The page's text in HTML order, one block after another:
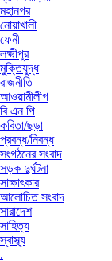
মহানগর
নোয়াখালী
ফেনী
লক্ষ্মীপুর
মুক্তিযুদ্ধ
রাজনীতি
আওয়ামীলীগ
বি এন পি
কবিতা/ছড়া
প্রবন্ধ/নিবন্ধ
সংগঠনের সংবাদ
সড়ক দুর্ঘটনা
সাক্ষাৎকার
আলোচিত সংবাদ
সারাদেশ
সাহিত্য
স্বাস্থ্য
.